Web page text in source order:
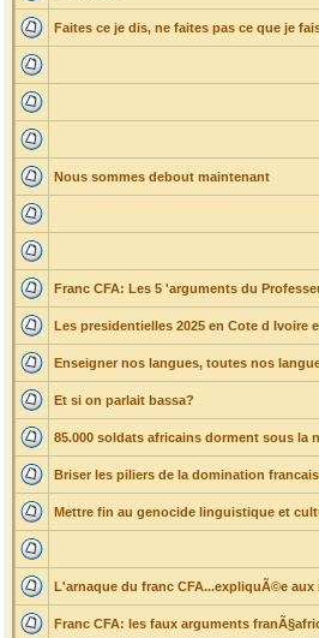
Faites ce je dis, ne faites pas ce que je
Nous sommes debout maintenant
Franc CFA: Les 5 'arguments du
Les presidentielles 2025 en Cote d Ivoire
Enseigner nos langues, toutes nos
Et si on parlait bassa?
85.000 soldats africains dorment sous la
Briser les piliers de la domination
Mettre fin au genocide linguistique et
L'arnaque du franc CFA...expliquÃ©e aux
Franc CFA: les faux arguments